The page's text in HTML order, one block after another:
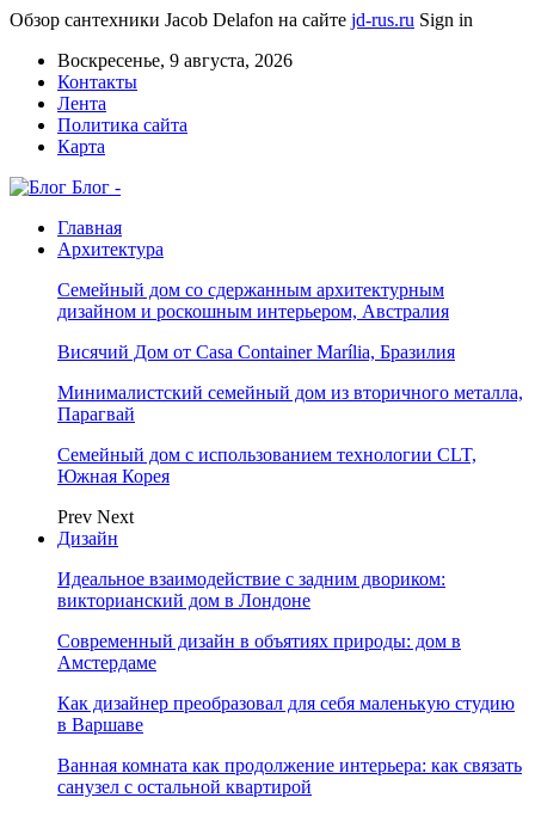
Обзор сантехники Jacob Delafon на сайте jd-rus.ru Sign in
Воскресенье, 9 августа, 2026
Контакты
Лента
Политика сайта
Карта
Блог -
Главная
Архитектура
Семейный дом со сдержанным архитектурным
дизайном и роскошным интерьером, Австралия
Висячий Дом от Casa Container Marília, Бразилия
Минималистский семейный дом из вторичного металла,
Парагвай
Семейный дом с использованием технологии CLT,
Южная Корея
Prev Next
Дизайн
Идеальное взаимодействие с задним двориком:
викторианский дом в Лондоне
Современный дизайн в объятиях природы: дом в
Амстердаме
Как дизайнер преобразовал для себя маленькую студию
в Варшаве
Ванная комната как продолжение интерьера: как связать
санузел с остальной квартирой